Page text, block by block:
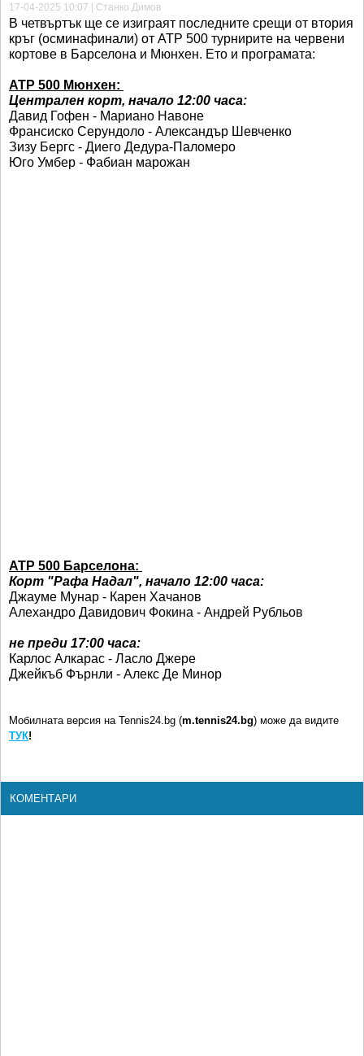
17-04-2025 10:07 | Станко Димов
В четвъртък ще се изиграят последните срещи от втория
кръг (осминафинали) от АТР 500 турнирите на червени
кортове в Барселона и Мюнхен. Ето и програмата:
АТР 500 Мюнхен:
Централен корт, начало 12:00 часа:
Давид Гофен - Мариано Навоне
Франсиско Серундоло - Александър Шевченко
Зизу Бергс - Диего Дедура-Паломеро
Юго Умбер - Фабиан марожан
АТР 500 Барселона:
Корт "Рафа Надал", начало 12:00 часа:
Джауме Мунар - Карен Хачанов
Алехандро Давидович Фокина - Андрей Рубльов
не преди 17:00 часа:
Карлос Алкарас - Ласло Джере
Джейкъб Фърнли - Алекс Де Минор
Мобилната версия на Tennis24.bg (m.tennis24.bg) може да видите
ТУК!
КОМЕНТАРИ